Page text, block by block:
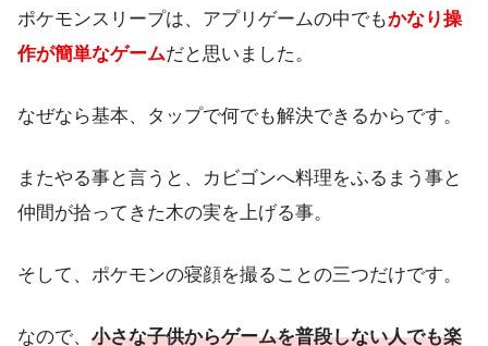
ポケモンスリープは、アプリゲームの中でもかなり操
作が簡単なゲームだと思いました。
なぜなら基本、タップで何でも解決できるからです。
またやる事と言うと、カビゴンへ料理をふるまう事と
仲間が拾ってきた木の実を上げる事。
そして、ポケモンの寝顔を撮ることの三つだけです。
なので、 小さな子供からゲームを普段しない人でも楽